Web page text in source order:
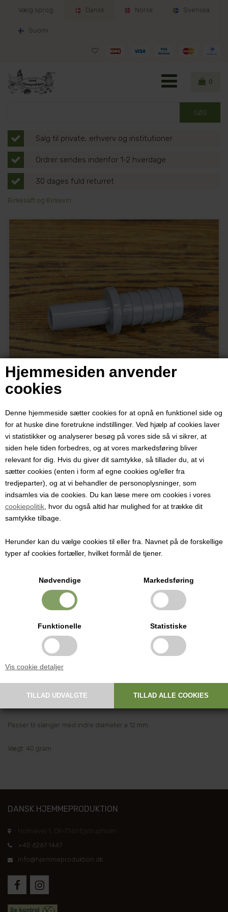
Hjemmesiden anvender
cookies
Denne hjemmeside sætter cookies for at opnå en funktionel side og
for at huske dine foretrukne indstillinger. Ved hjælp af cookies laver
vi statistikker og analyserer besøg på vores side så vi sikrer, at
siden hele tiden forbedres, og at vores markedsføring bliver
relevant for dig. Hvis du giver dit samtykke, så tillader du, at vi
sætter cookies (enten i form af egne cookies og/eller fra
tredjeparter), og at vi behandler de personoplysninger, som
indsamles via de cookies. Du kan læse mere om cookies i vores
cookiepolitik , hvor du også altid har mulighed for at trække dit
samtykke tilbage.
Herunder kan du vælge cookies til eller fra. Navnet på de forskellige
typer af cookies fortæller, hvilket formål de tjener.
Nødvendige Markedsføring
Funktionelle Statistiske
Vis cookie detaljer
Vælg sprog: Dansk Norsk Svenska
Suomi
0
Salg til private, erhverv og institutioner
Ordrer sendes indenfor 1-2 hverdage
30 dages fuld returret
Birkesaft og Birkevin
Tappestuds i plast til tapning af
birkesaft
Varenummer: 4306
Praktisk tappestuds i plast.
32,00DKK
Efter hullet er boret i birketræet bankes den glatte ende af
tappestudsen ind i træet med et par lette slag med en hammer.
Der skal bruges et bor med en diameter på 9 mm.
Passer til slanger med indre diameter a 12 mm.
Vægt: 40 gram
DANSK HJEMMEPRODUKTION
Holmevej 1, DK-7361 Ejstrupholm
+45 6267 1447
info@hjemmeproduktion.dk